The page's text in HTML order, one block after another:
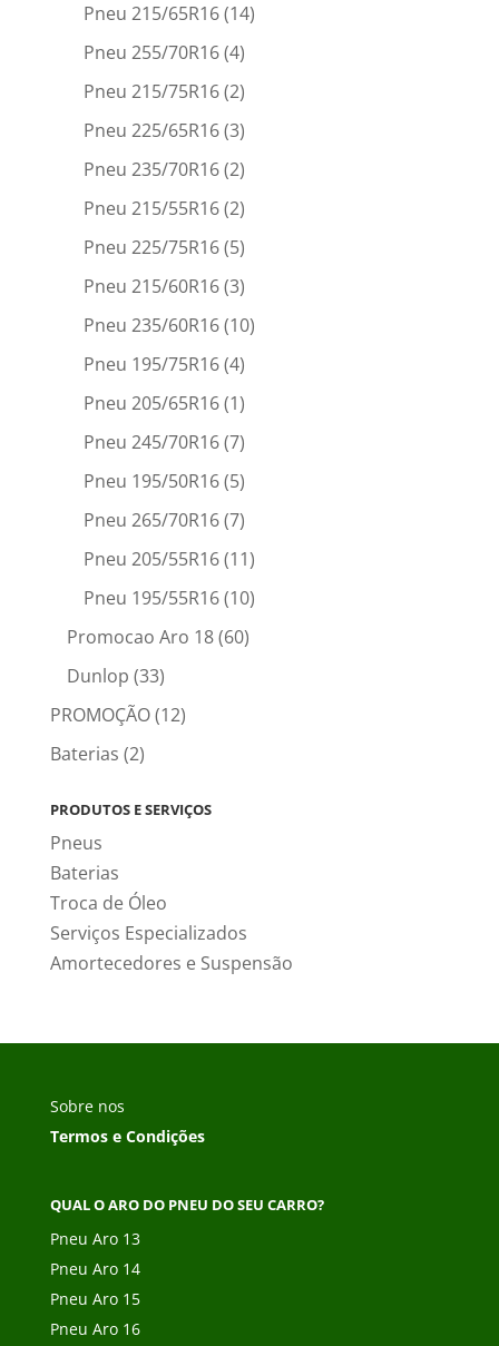
Pneu 215/65R16(14)
Pneu 255/70R16(4)
Pneu 215/75R16(2)
Pneu 225/65R16(3)
Pneu 235/70R16(2)
Pneu 215/55R16(2)
Pneu 225/75R16(5)
Pneu 215/60R16(3)
Pneu 235/60R16(10)
Pneu 195/75R16(4)
Pneu 205/65R16(1)
Pneu 245/70R16(7)
Pneu 195/50R16(5)
Pneu 265/70R16(7)
Pneu 205/55R16(11)
Pneu 195/55R16(10)
Promocao Aro 18(60)
Dunlop (33)
PROMOÇÃO(12)
Baterias (2)
PRODUTOS E SERVIÇOS
Pneus
Baterias
Troca de Óleo
Serviços Especializados
Amortecedores e Suspensão
Sobre nos
Termos e Condições
QUAL O ARO DO PNEU DO SEU CARRO?
Pneu Aro 13
Pneu Aro 14
Pneu Aro 15
Pneu Aro 16